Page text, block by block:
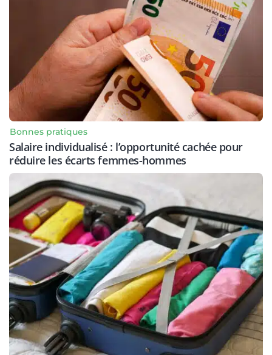
Bonnes pratiques
Salaire individualisé : l’opportunité cachée pour
réduire les écarts femmes-hommes